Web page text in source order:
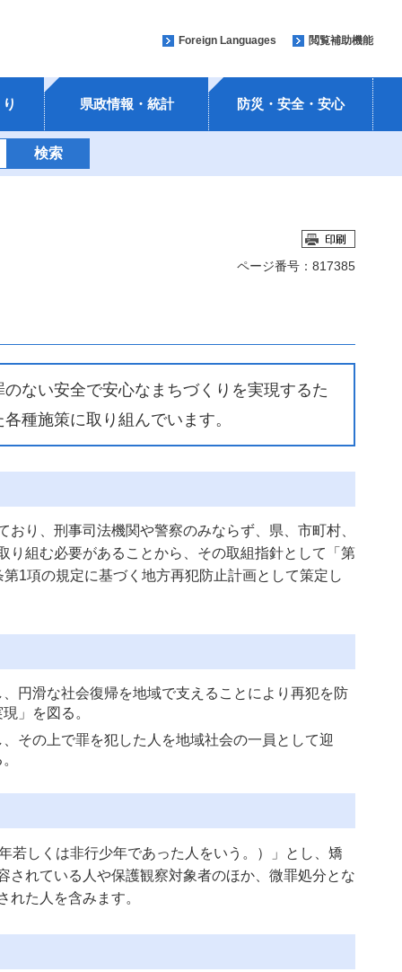
Foreign Languages 閲覧補助機能
県政情報・統計 防災・安全・安心
ページ番号：817385
ない安全で安心なまちづくりを実現するた
種施策に取り組んでいます。
り、刑事司法機関や警察のみならず、県、市町村、
組む必要があることから、その取組指針として「第
1項の規定に基づく地方再犯防止計画として策定し
円滑な社会復帰を地域で支えることにより再犯を防
」を図る。
その上で罪を犯した人を地域社会の一員として迎
しくは非行少年であった人をいう。）」とし、矯
れている人や保護観察対象者のほか、微罪処分とな
た人を含みます。